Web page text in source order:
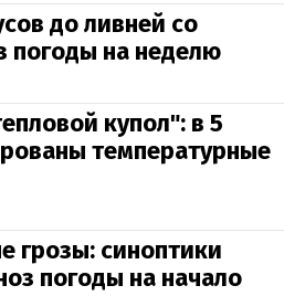
до ливней со
погоды на неделю
купол": в 5
температурные
грозы: синоптики
погоды на начало